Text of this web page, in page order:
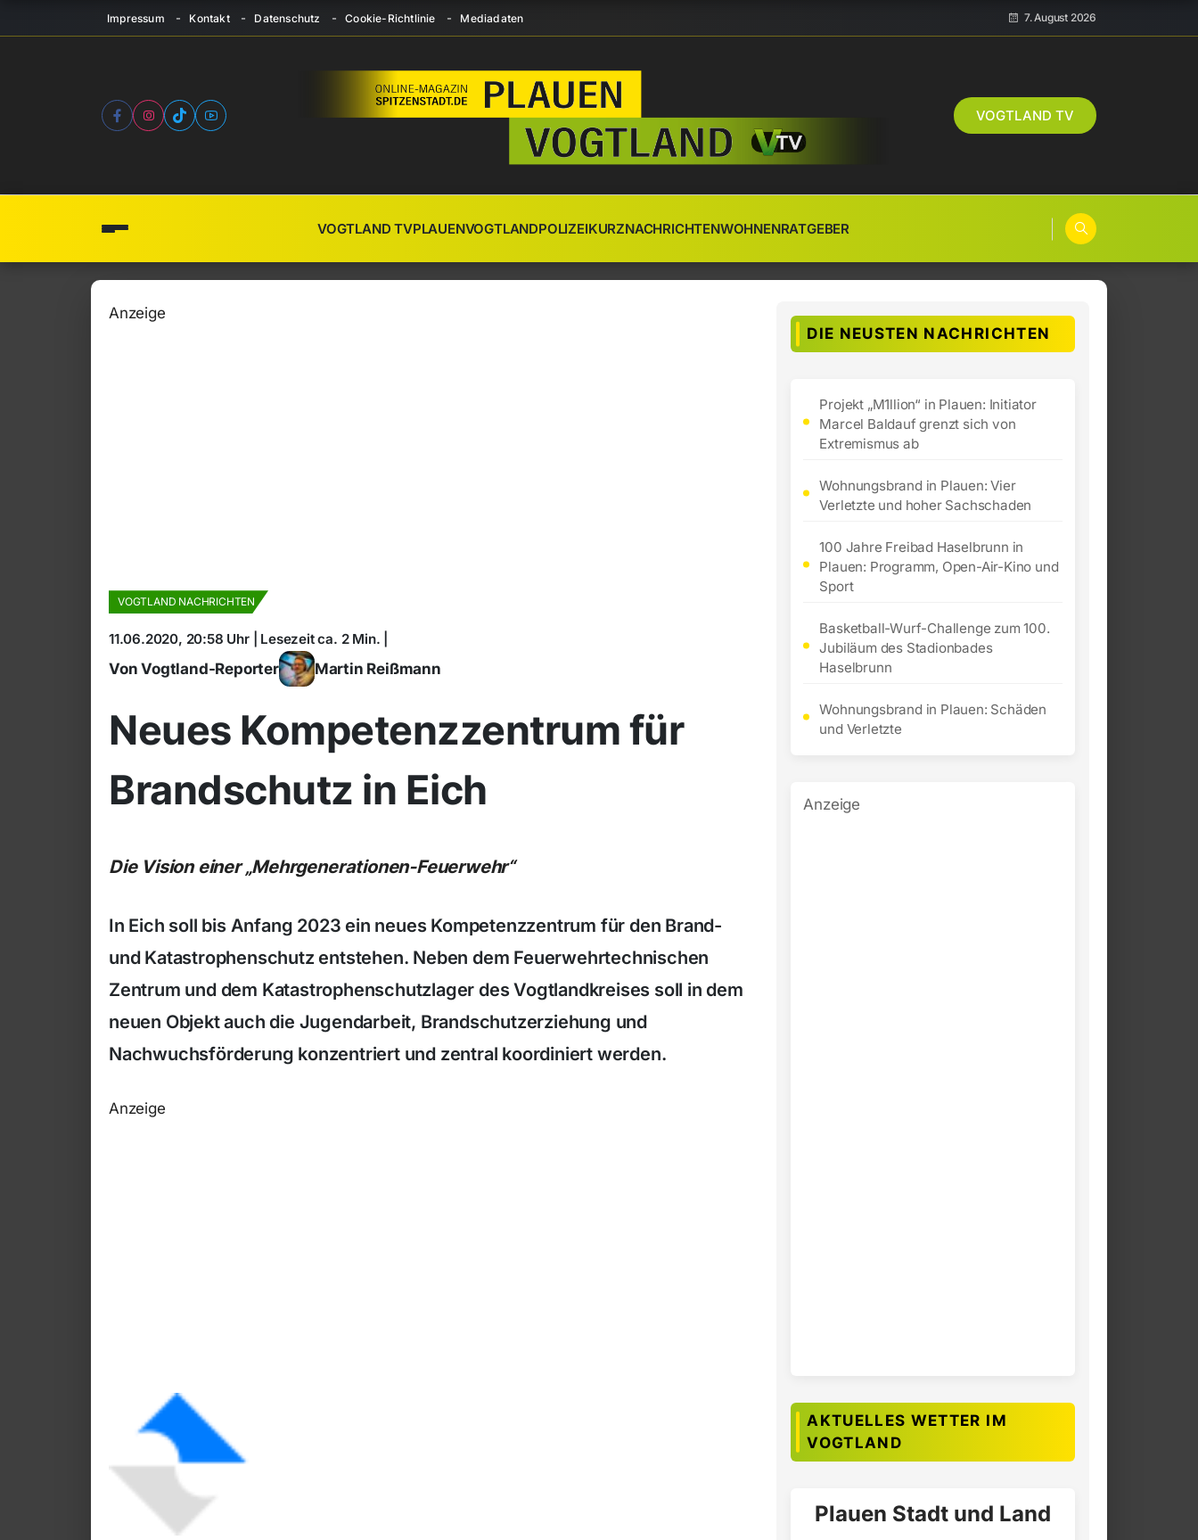
Impressum Kontakt Datenschutz Cookie-Richtlinie Mediadaten 7. August 2026
VOGTLAND TV
VOGTLAND TVPLAUENVOGTLANDPOLIZEIKURZNACHRICHTENWOHNENRATGEBER
Anzeige
VOGTLAND NACHRICHTEN
11.06.2020, 20:58 Uhr | Lesezeit ca. 2 Min. |
Von Vogtland-Reporter Martin Reißmann
Neues Kompetenzzentrum für
Brandschutz in Eich
Die Vision einer „Mehrgenerationen-Feuerwehr“
In Eich soll bis Anfang 2023 ein neues Kompetenzzentrum für den Brand-
und Katastrophenschutz entstehen. Neben dem Feuerwehrtechnischen
Zentrum und dem Katastrophenschutzlager des Vogtlandkreises soll in dem
neuen Objekt auch die Jugendarbeit, Brandschutzerziehung und
Nachwuchsförderung konzentriert und zentral koordiniert werden.
Anzeige
DIE NEUSTEN NACHRICHTEN
Projekt „M1llion“ in Plauen: Initiator
Marcel Baldauf grenzt sich von
Extremismus ab
Wohnungsbrand in Plauen: Vier
Verletzte und hoher Sachschaden
100 Jahre Freibad Haselbrunn in
Plauen: Programm, Open-Air-Kino und
Sport
Basketball-Wurf-Challenge zum 100.
Jubiläum des Stadionbades
Haselbrunn
Wohnungsbrand in Plauen: Schäden
und Verletzte
Anzeige
AKTUELLES WETTER IM
VOGTLAND
Plauen Stadt und Land